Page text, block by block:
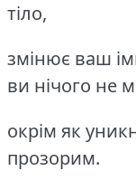
тіло,
змінює ваш
ви нічого не
окрім як
прозорим.